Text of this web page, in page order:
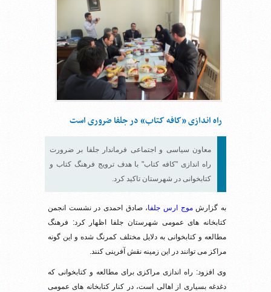
راه اندازی «کافه کتاب» در جلفا ضروری است
معاون سیاسی و اجتماعی فرماندار جلفا بر ضرورت
راه اندازی "کافه کتاب" با هدف ترویج فرهنگ کتاب و
کتابخوانی در شهرستان تاکید کرد.
به گزارشموج ارس جلفا، صادق احمدی در نشست انجمن
کتابخانه های عمومی شهرستان جلفا اظهار کرد: فرهنگ
مطالعه و کتابخوانی به دلایل مختلف کمرنگ شده و این گونه
مراکز می توانند در این زمینه نقش آفرینی کنند.
وی افزود: راه اندازی مراکزی برای مطالعه و کتابخوانی که
دغدغه بسیاری از اهالی است، در کنار کتابخانه های عمومی